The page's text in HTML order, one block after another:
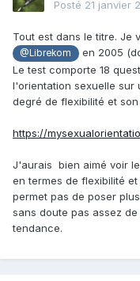
Posté 21 janvier
Tout est dans le titre. Je
@Librekom
en 2005
Le test comporte 18
l'orientation sexuelle sur
degré de flexibilité et
https://
J'aurais bien aimé voir
en termes de flexibilité et
permet pas de poser
sans doute pas assez
tendance.